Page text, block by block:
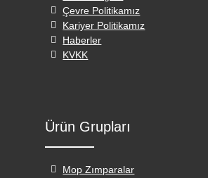
Çevre Politikamız
Kariyer Politikamız
Haberler
KVKK
Ürün Grupları
Mop Zımparalar